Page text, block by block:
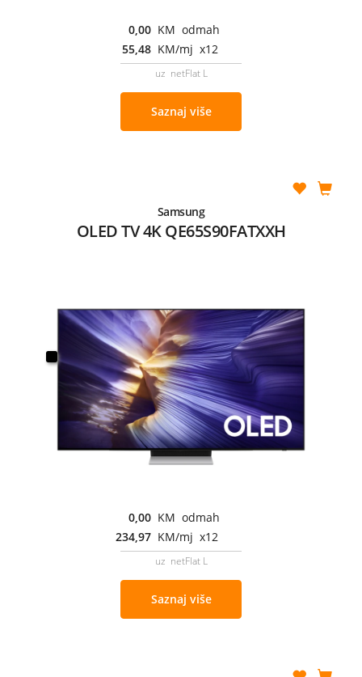
0,00 KM odmah
55,48 KM/mj x12
uz netFlat L
Saznaj više
Samsung
OLED TV 4K QE65S90FATXXH
0,00 KM odmah
234,97 KM/mj x12
uz netFlat L
Saznaj više